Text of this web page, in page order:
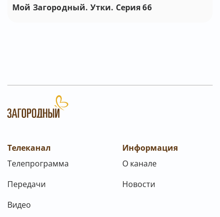
Мой Загородный. Утки. Серия 66
Телеканал
Телепрограмма
Передачи
Видео
Информация
О канале
Новости